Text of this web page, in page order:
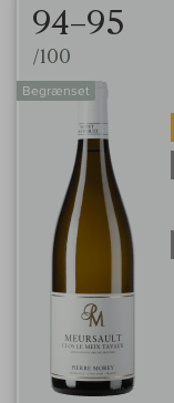
94–95
/100
Begrænset